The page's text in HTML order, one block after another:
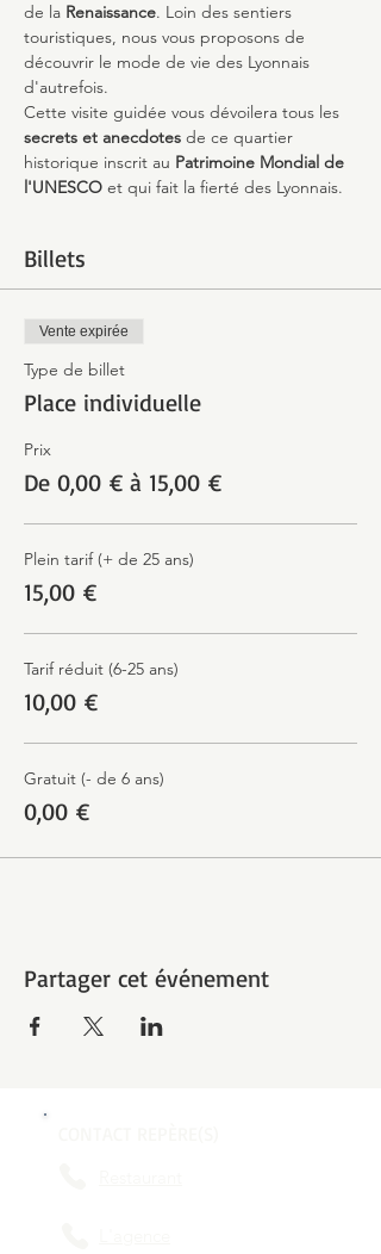
de la Renaissance. Loin des sentiers
touristiques, nous vous proposons de
découvrir le mode de vie des Lyonnais
d'autrefois.
Cette visite guidée vous dévoilera tous les
secrets et anecdotes de ce quartier
historique inscrit au Patrimoine Mondial de
l'UNESCO et qui fait la fierté des Lyonnais.
Billets
Vente expirée
Type de billet
Place individuelle
Prix
De 0,00 € à 15,00 €
Plein tarif (+ de 25 ans)
15,00 €
Tarif réduit (6-25 ans)
10,00 €
Gratuit (- de 6 ans)
0,00 €
Partager cet événement